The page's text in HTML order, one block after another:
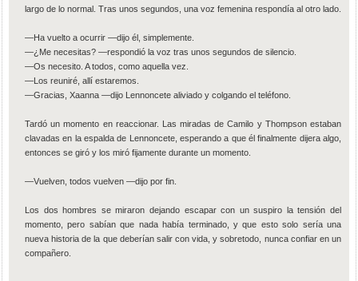
largo de lo normal. Tras unos segundos, una voz femenina respondía al otro lado.
—Ha vuelto a ocurrir —dijo él, simplemente.
—¿Me necesitas? —respondió la voz tras unos segundos de silencio.
—Os necesito. A todos, como aquella vez.
—Los reuniré, allí estaremos.
—Gracias, Xaanna —dijo Lennoncete aliviado y colgando el teléfono.
Tardó un momento en reaccionar. Las miradas de Camilo y Thompson estaban
clavadas en la espalda de Lennoncete, esperando a que él finalmente dijera algo,
entonces se giró y los miró fijamente durante un momento.
—Vuelven, todos vuelven —dijo por fin.
Los dos hombres se miraron dejando escapar con un suspiro la tensión del
momento, pero sabían que nada había terminado, y que esto solo sería una
nueva historia de la que deberían salir con vida, y sobretodo, nunca confiar en un
compañero.